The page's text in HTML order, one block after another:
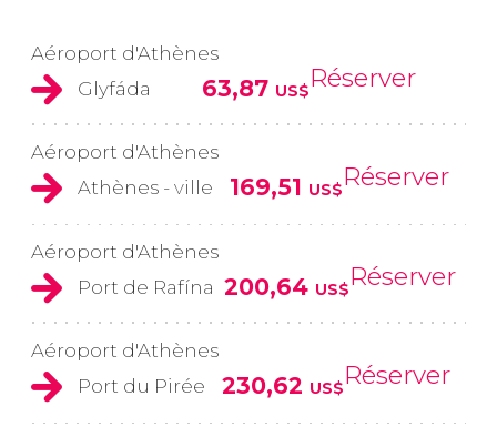
Aéroport d'Athènes
Glyfáda
63,87 US$Réserver
Aéroport d'Athènes
Athènes - ville
169,51 US$Réserver
Aéroport d'Athènes
Port de Rafína 200,64 US$Réserver
Aéroport d'Athènes
Port du Pirée
230,62 US$Réserver